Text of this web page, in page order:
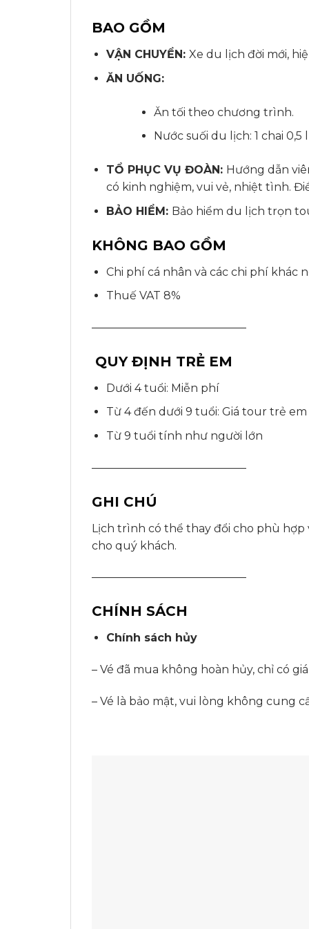
BAO GỒM
VẬN CHUYỂN: Xe du lịch đời mới,
ĂN UỐNG:
Ăn tối theo chương trình.
Nước suối du lịch: 1 chai 0,5
TỔ PHỤC VỤ ĐOÀN: Hướng dẫn
có kinh nghiệm, vui vẻ, nhiệt tình.
BẢO HIỂM: Bảo hiểm du lịch trọn
KHÔNG BAO GỒM
Chi phí cá nhân và các chi phí khác
Thuế VAT 8%
——————————————
QUY ĐỊNH TRẺ EM
Dưới 4 tuổi: Miễn phí
Từ 4 đến dưới 9 tuổi: Giá tour trẻ em
Từ 9 tuổi tính như người lớn
——————————————
GHI CHÚ
Lịch trình có thể thay đổi cho phù hợp
cho quý khách.
——————————————
CHÍNH SÁCH
Chính sách hủy
– Vé đã mua không hoàn hủy, chỉ có
– Vé là bảo mật, vui lòng không cung